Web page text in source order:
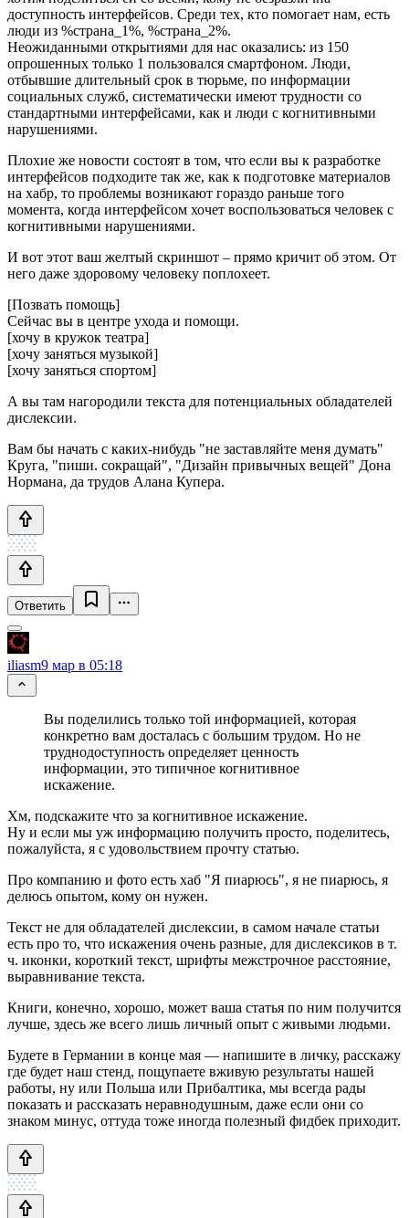
доступность интерфейсов. Среди тех, кто помогает нам, есть
люди из %страна_1%, %страна_2%.
Неожиданными открытиями для нас оказались: из 150
опрошенных только 1 пользовался смартфоном. Люди,
отбывшие длительный срок в тюрьме, по информации
социальных служб, систематически имеют трудности со
стандартными интерфейсами, как и люди с когнитивными
нарушениями.
Плохие же новости состоят в том, что если вы к разработке
интерфейсов подходите так же, как к подготовке материалов
на хабр, то проблемы возникают гораздо раньше того
момента, когда интерфейсом хочет воспользоваться человек с
когнитивными нарушениями.
И вот этот ваш желтый скриншот – прямо кричит об этом. От
него даже здоровому человеку поплохеет.
[Позвать помощь]
Сейчас вы в центре ухода и помощи.
[хочу в кружок театра]
[хочу заняться музыкой]
[хочу заняться спортом]
А вы там нагородили текста для потенциальных обладателей
дислексии.
Вам бы начать с каких-нибудь "не заставляйте меня думать"
Круга, "пиши. сокращай", "Дизайн привычных вещей" Дона
Нормана, да трудов Алана Купера.
Ответить
iliasm9 мар в 05:18
Вы поделились только той информацией, которая
конкретно вам досталась с большим трудом. Но не
труднодоступность определяет ценность
информации, это типичное когнитивное
искажение.
Хм, подскажите что за когнитивное искажение.
Ну и если мы уж информацию получить просто, поделитесь,
пожалуйста, я с удовольствием прочту статью.
Про компанию и фото есть хаб "Я пиарюсь", я не пиарюсь, я
делюсь опытом, кому он нужен.
Текст не для обладателей дислексии, в самом начале статьи
есть про то, что искажения очень разные, для дислексиков в т.
ч. иконки, короткий текст, шрифты межстрочное расстояние,
выравнивание текста.
Книги, конечно, хорошо, может ваша статья по ним получится
лучше, здесь же всего лишь личный опыт с живыми людьми.
Будете в Германии в конце мая — напишите в личку, расскажу
где будет наш стенд, пощупаете вживую результаты нашей
работы, ну или Польша или Прибалтика, мы всегда рады
показать и рассказать неравнодушным, даже если они со
знаком минус, оттуда тоже иногда полезный фидбек приходит.